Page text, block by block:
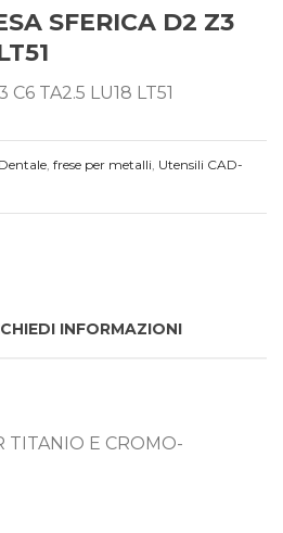
SFERICA D2 Z3
C6 TA2.5 LU18 LT51
Dentale, frese per metalli, Utensili CAD-
INFORMAZIONI
TITANIO E CROMO-